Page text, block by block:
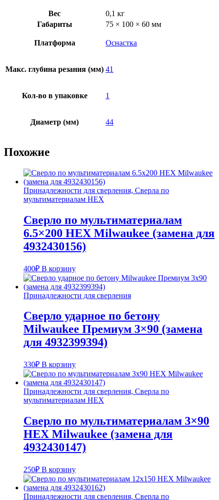
Вес
0,1 кг
Габариты
75 × 100 × 60 мм
Платформа Оснастка
Макс. глубина резания (мм) 41
Кол-во в упаковке 1
Диаметр (мм) 44
Похожие
Принадлежности для сверления, Сверла по
мультиматериалам HEX
Сверло по мультиматериалам
6.5×200 HEX Milwaukee (замена для
4932430156)
400₽ В корзину
Принадлежности для сверления
Сверло ударное по бетону
Milwaukee Премиум 3×90 (замена
для 4932399394)
330₽ В корзину
Принадлежности для сверления, Сверла по
мультиматериалам HEX
Сверло по мультиматериалам 3×90
HEX Milwaukee (замена для
4932430147)
250₽ В корзину
Принадлежности для сверления, Сверла по